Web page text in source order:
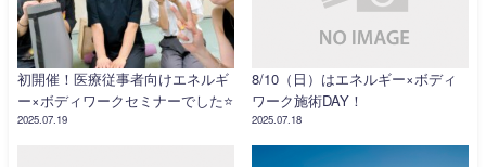
初開催！医療従事者向けエネルギ
ー×ボディワークセミナーでした⭐️
2025.07.19
8/10（日）はエネルギー×ボディ
ワーク施術DAY！
2025.07.18